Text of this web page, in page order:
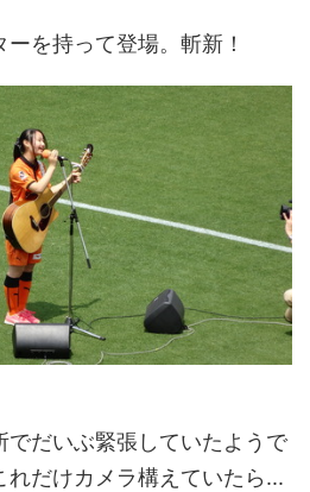
を持って登場。斬新！
でだいぶ緊張していたようで
だけカメラ構えていたら...